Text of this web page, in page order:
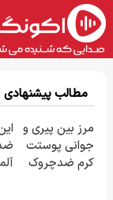
مطالب پیشنهادی
مرز بین پیری و
جوانی پوستت
کرم ضدچروک